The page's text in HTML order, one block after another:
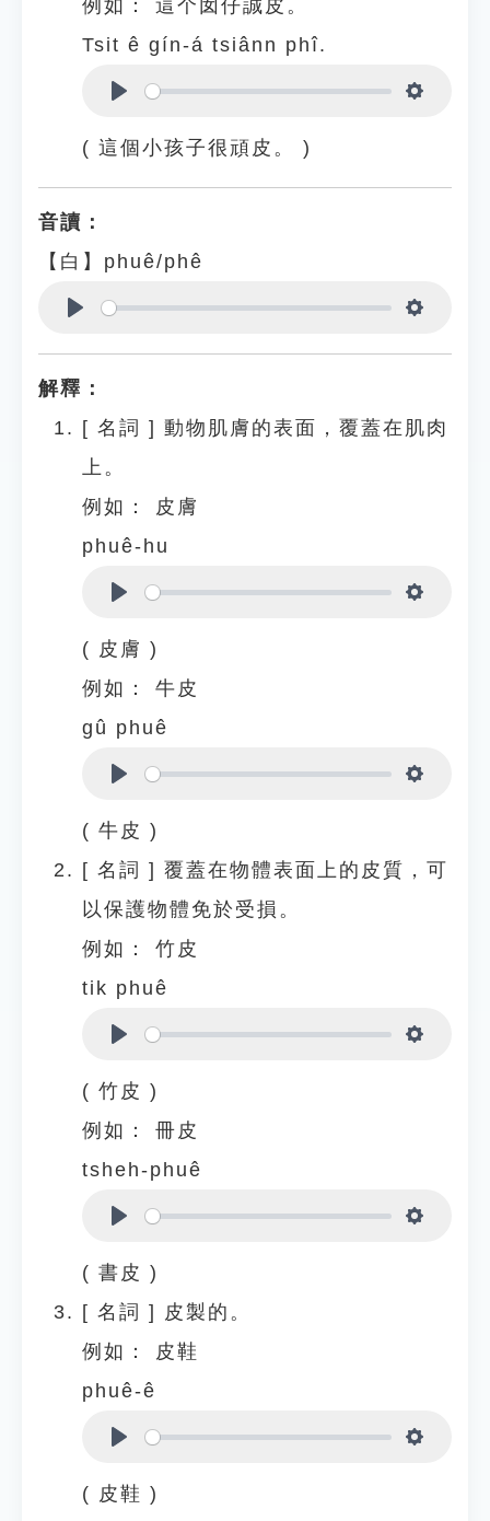
例如：
這个囡仔誠皮。
Tsit ê gín-á tsiânn phî.
( 這個小孩子很頑皮。 )
音讀：
【白】phuê/phê
解釋：
[ 名詞 ] 動物肌膚的表面，覆蓋在肌肉
上。
例如：
皮膚
phuê-hu
( 皮膚 )
例如：
牛皮
gû phuê
( 牛皮 )
[ 名詞 ] 覆蓋在物體表面上的皮質，可
以保護物體免於受損。
例如：
竹皮
tik phuê
( 竹皮 )
例如：
冊皮
tsheh-phuê
( 書皮 )
[ 名詞 ] 皮製的。
例如：
皮鞋
phuê-ê
( 皮鞋 )